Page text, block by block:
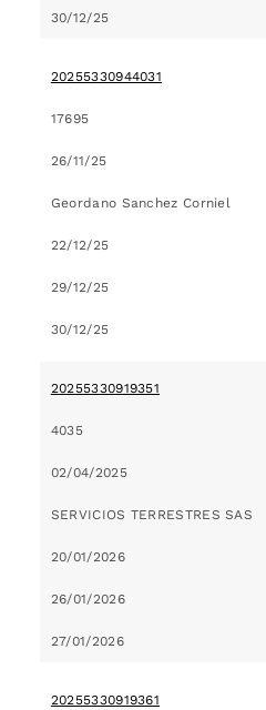
30/12/25
20255330944031
17695
26/11/25
Geordano Sanchez Corniel
22/12/25
29/12/25
30/12/25
20255330919351
4035
02/04/2025
SERVICIOS TERRESTRES SAS
20/01/2026
26/01/2026
27/01/2026
20255330919361